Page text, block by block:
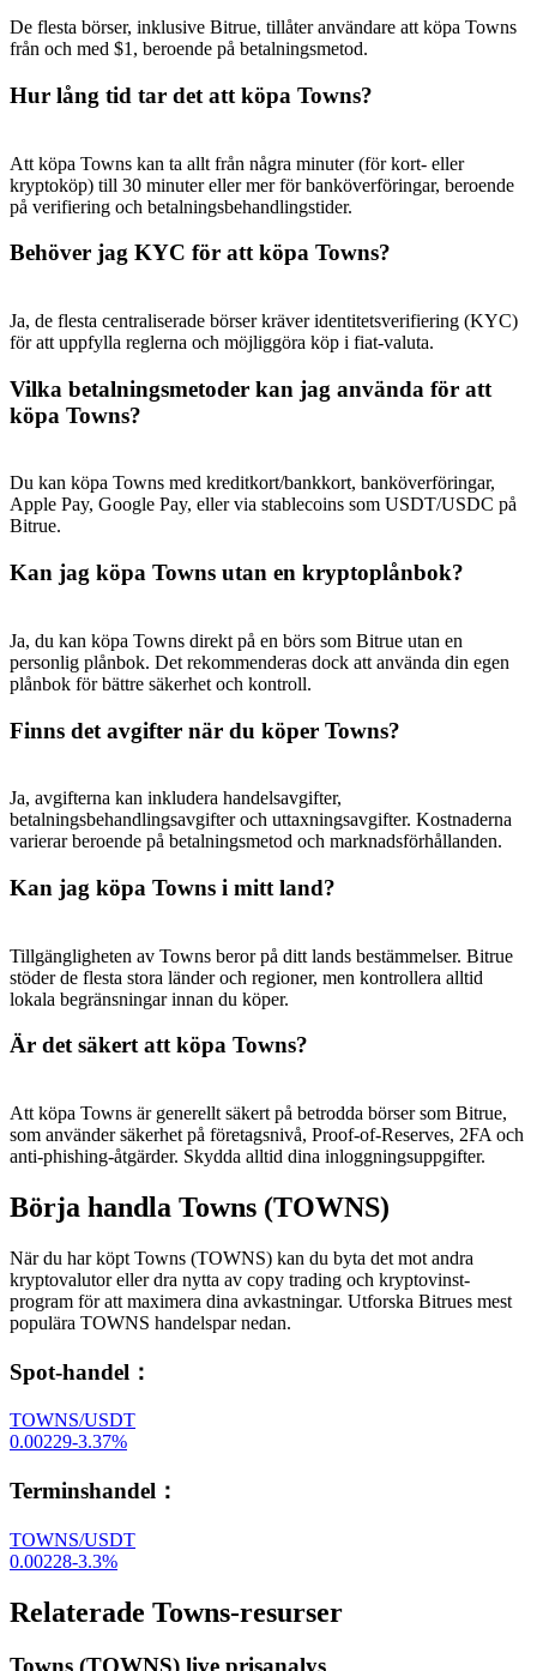
De flesta börser, inklusive Bitrue, tillåter användare att köpa Towns
från och med $1, beroende på betalningsmetod.
Hur lång tid tar det att köpa Towns?
Att köpa Towns kan ta allt från några minuter (för kort- eller
kryptoköp) till 30 minuter eller mer för banköverföringar, beroende
på verifiering och betalningsbehandlingstider.
Behöver jag KYC för att köpa Towns?
Ja, de flesta centraliserade börser kräver identitetsverifiering (KYC)
för att uppfylla reglerna och möjliggöra köp i fiat-valuta.
Vilka betalningsmetoder kan jag använda för att
köpa Towns?
Du kan köpa Towns med kreditkort/bankkort, banköverföringar,
Apple Pay, Google Pay, eller via stablecoins som USDT/USDC på
Bitrue.
Kan jag köpa Towns utan en kryptoplånbok?
Ja, du kan köpa Towns direkt på en börs som Bitrue utan en
personlig plånbok. Det rekommenderas dock att använda din egen
plånbok för bättre säkerhet och kontroll.
Finns det avgifter när du köper Towns?
Ja, avgifterna kan inkludera handelsavgifter,
betalningsbehandlingsavgifter och uttaxningsavgifter. Kostnaderna
varierar beroende på betalningsmetod och marknadsförhållanden.
Kan jag köpa Towns i mitt land?
Tillgängligheten av Towns beror på ditt lands bestämmelser. Bitrue
stöder de flesta stora länder och regioner, men kontrollera alltid
lokala begränsningar innan du köper.
Är det säkert att köpa Towns?
Att köpa Towns är generellt säkert på betrodda börser som Bitrue,
som använder säkerhet på företagsnivå, Proof-of-Reserves, 2FA och
anti-phishing-åtgärder. Skydda alltid dina inloggningsuppgifter.
Börja handla Towns (TOWNS)
När du har köpt Towns (TOWNS) kan du byta det mot andra
kryptovalutor eller dra nytta av copy trading och kryptovinst-
program för att maximera dina avkastningar. Utforska Bitrues mest
populära TOWNS handelspar nedan.
Spot-handel ：
TOWNS/USDT
0.00229-3.37%
Terminshandel ：
TOWNS/USDT
0.00228-3.3%
Relaterade Towns-resurser
Towns (TOWNS) live prisanalys